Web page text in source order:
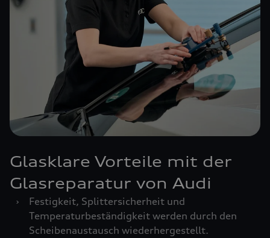
Glasklare Vorteile mit der
Glasreparatur von Audi
›
Festigkeit, Splittersicherheit und
Temperaturbeständigkeit werden durch den
Scheibenaustausch wiederhergestellt.